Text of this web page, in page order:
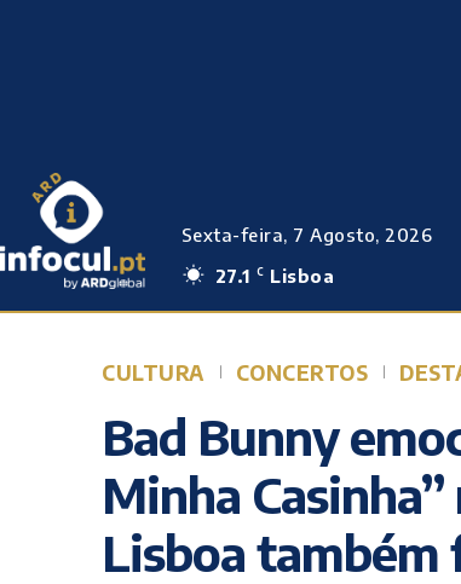
Sexta-feira, 7 Agosto, 2026
27.1 C Lisboa
CULTURA CONCERTOS
Bad Bunny
Minha
Lisboa também